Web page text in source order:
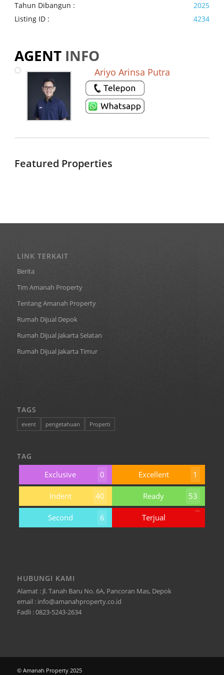
Tahun Dibangun :
2025
Listing ID :
4234
AGENTINFO
Ariyo Arinsa Putra
Featured Properties
LINK TERKAIT
Berita
Tim Amanah Property
Tentang Amanah Property
Rumah Dijual Depok
Rumah Dijual Jakarta Selatan
Rumah Dijual Jakarta Timur
TAGS
event pengetahuan Properti
TAG
Exclusive 0 Excellent 1
Indent 40 Ready 53
Second 6 Terjual
HUBUNGI KAMI
Alamat : Jl. Tanah Baru No. 6A, Pancoran Mas, Depok
email : info@amanahproperty.co.id
Fadli : 0823-5243-2634
© Amanah Property 2025